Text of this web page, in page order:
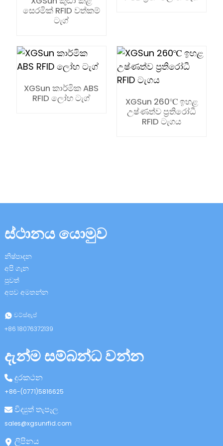
සෙරමික් RFID වත්කම්
ටැග්
XGSun කාර්මික ABS
RFID ලෝහ ටැග්
XGSun 260℃ ඉහළ
උෂ්ණත්ව ප්‍රතිරෝධී
RFID ටැගය
ස්ථානය යොමුව
නිෂ්පාදන
අපි ගැන
පුවත්
අපව අමතන්න
වට්ස්ඇප්
+86 18076372139
දැන්ම සම්බන්ධ වන්න
දුරකථන
+86-(0771)5816625
විද්‍යුත් තැපෑල
sales@xgsunrfid.com
ලිපිනය